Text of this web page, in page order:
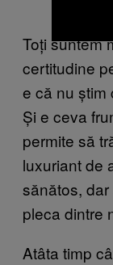
Toți suntem
certitudine
e că nu știm
Și e ceva
permite să
luxuriant de
sănătos,
pleca dintre
Atâta timp